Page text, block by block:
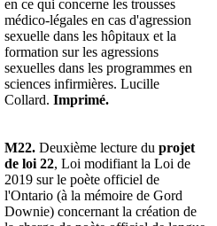
en ce qui concerne les trousses
médico-légales en cas d'agression
sexuelle dans les hôpitaux et la
formation sur les agressions
sexuelles dans les programmes en
sciences infirmières. Lucille
Collard. Imprimé.
M22. Deuxième lecture du projet
de loi 22, Loi modifiant la Loi de
2019 sur le poète officiel de
l'Ontario (à la mémoire de Gord
Downie) concernant la création de